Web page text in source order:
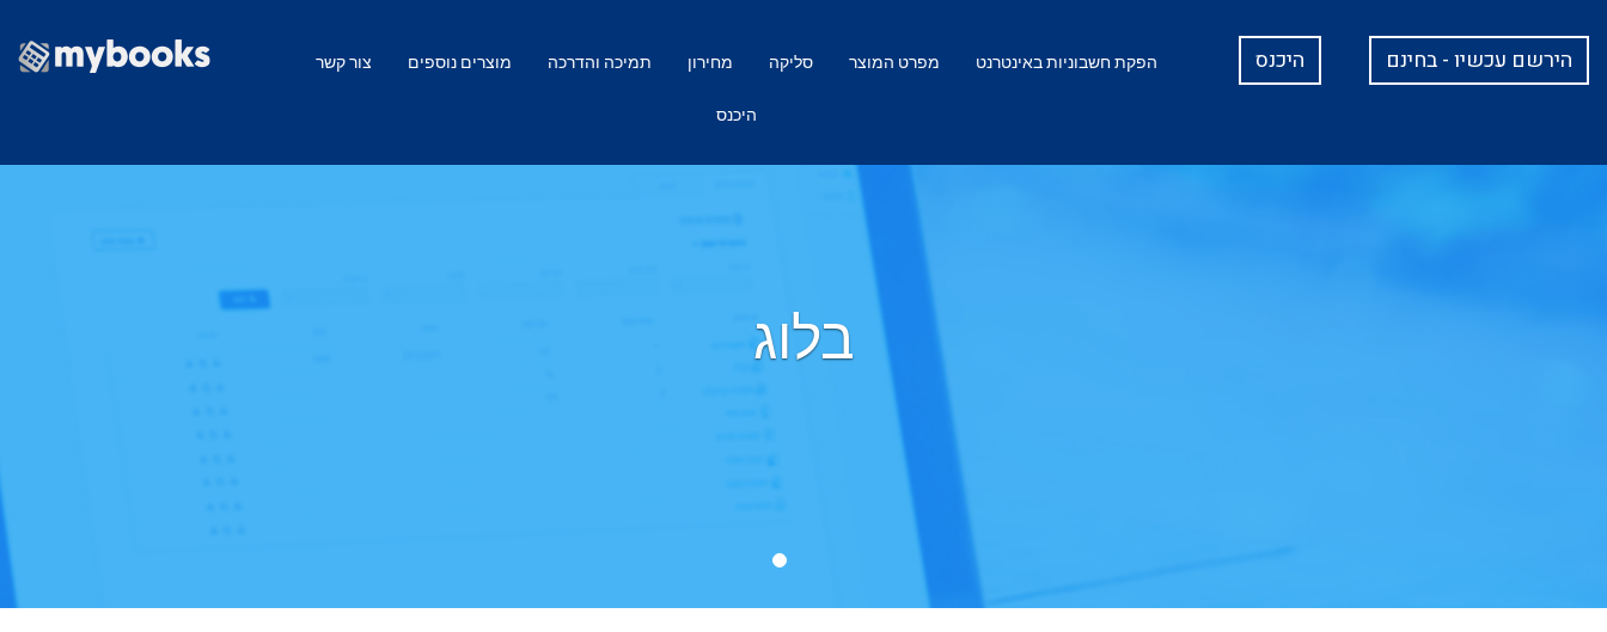
הירשם עכשיו - בחינם היכנס הפקת חשבוניות באינטרנט מפרט המוצר סליקה מחירון תמיכה והדרכה מוצרים נוספים צור קשר
היכנס
בלוג